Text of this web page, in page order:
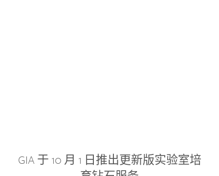
GIA 于 10 月 1 日推出更新版实验室培